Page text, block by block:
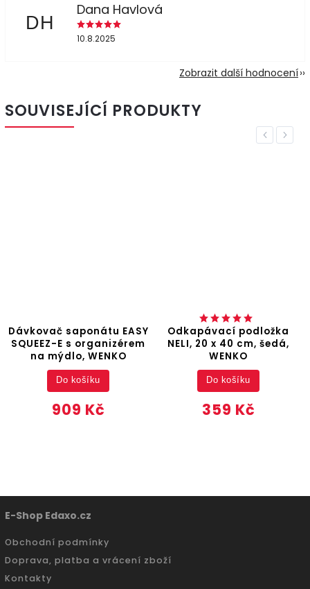
DH
Dana Havlová
10.8.2025
Zobrazit další hodnocení
SOUVISEJÍCÍ PRODUKTY
Previous
Dávkovač saponátu EASY
SQUEEZ-E s organizérem
na mýdlo, WENKO
909 Kč
Do košíku
Odkapávací podložka
NELI, 20 x 40 cm, šedá,
WENKO
359 Kč
Do košíku
Next
E-Shop Edaxo.cz
Obchodní podmínky
Doprava, platba a vrácení zboží
Kontakty